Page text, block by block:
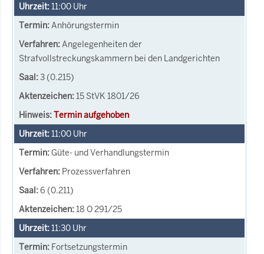
11:00 Uhr
Anhörungstermin
Angelegenheiten der
Strafvollstreckungskammern bei den Landgerichten
3 (0.215)
15 StVK 1801/26
Termin aufgehoben
11:00 Uhr
Güte- und Verhandlungstermin
Prozessverfahren
6 (0.211)
18 O 291/25
11:30 Uhr
Fortsetzungstermin